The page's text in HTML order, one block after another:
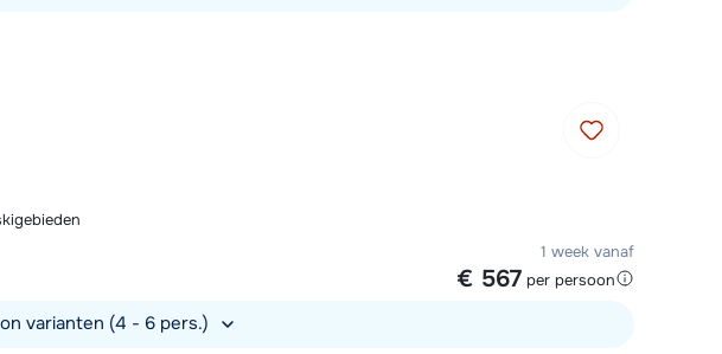
1 week vanaf
€ 567 per persoon
varianten (4 - 6 pers.)